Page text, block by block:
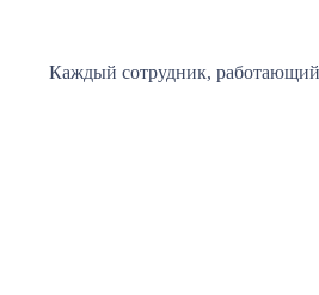
Каждый сотрудник,